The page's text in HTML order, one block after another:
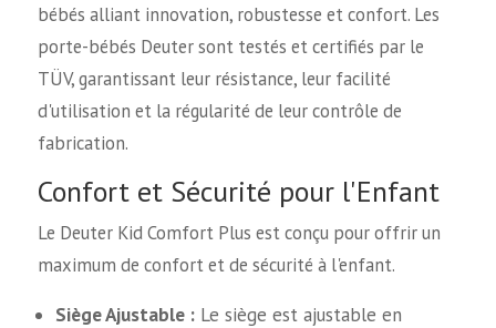
bébés alliant innovation, robustesse et confort. Les
porte-bébés Deuter sont testés et certifiés par le
TÜV, garantissant leur résistance, leur facilité
d'utilisation et la régularité de leur contrôle de
fabrication.
Confort et Sécurité pour l'Enfant
Le Deuter Kid Comfort Plus est conçu pour offrir un
maximum de confort et de sécurité à l'enfant.
Siège Ajustable : Le siège est ajustable en